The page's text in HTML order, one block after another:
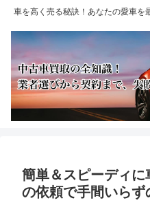
車を高く売る秘訣！あなたの愛車を
簡単＆スピーディに
の依頼で手間いらず